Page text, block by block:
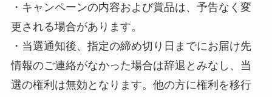
・キャンペーンの内容および賞品は、予告なく変
更される場合があります。
・当選通知後、指定の締め切り日までにお届け先
情報のご連絡がなかった場合は辞退とみなし、当
選の権利は無効となります。他の方に権利を移行